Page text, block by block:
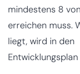
mindestens 8
erreichen muss.
liegt, wird in den